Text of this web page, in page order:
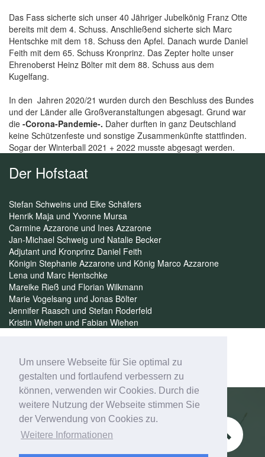
Um unsere Webseite für Sie optimal zu
gestalten und fortlaufend verbessern zu
können, verwenden wir Cookies. Durch die
weitere Nutzung der Webseite stimmen Sie
der Verwendung von Cookies zu.
Weitere Informationen
Das Fass sicherte sich unser 40 Jähriger Jubelkönig Franz Otte
bereits mit dem 4. Schuss. Anschließend sicherte sich Marc
Hentschke mit dem 18. Schuss den Apfel. Danach wurde Daniel
Feith mit dem 65. Schuss Kronprinz. Das Zepter holte unser
Ehrenoberst Heinz Bölter mit dem 88. Schuss aus dem
Kugelfang.
In den Jahren 2020/21 wurden durch den Beschluss des Bundes
und der Länder alle Großveranstaltungen abgesagt. Grund war
die -Corona-Pandemie-. Daher durften in ganz Deutschland
keine Schützenfeste und sonstige Zusammenkünfte stattfinden.
Sogar der Winterball 2021 + 2022 musste abgesagt werden.
Der Hofstaat
Stefan Schweins und Elke Schäfers
Henrik Maja und Yvonne Mursa
Carmine Azzarone und Ines Azzarone
Jan-Michael Schweig und Natalie Becker
Adjutant und Kronprinz Daniel Feith
Königin Stephanie Azzarone und König Marco Azzarone
Lena und Marc Hentschke
Mareike Rieß und Florian Wilkmann
Marie Vogelsang und Jonas Bölter
Jennifer Raasch und Stefan Roderfeld
Kristin Wiehen und Fabian Wiehen
Schützenverein Esbeck e.V.